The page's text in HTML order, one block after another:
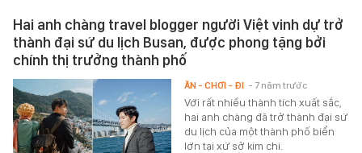
Hai anh chàng travel blogger người Việt vinh dự trở
thành đại sứ du lịch Busan, được phong tặng bởi
chính thị trưởng thành phố
Với rất nhiều thành tích xuất sắc,
hai anh chàng đã trở thành đại sứ
du lịch của một thành phố biển
lớn tại xứ sở kim chi.
ĂN - CHƠI - ĐI - 7 năm trước